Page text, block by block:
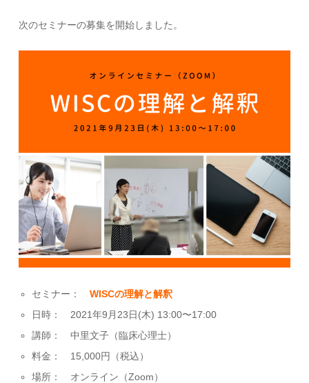
次のセミナーの募集を開始しました。
セミナー： WISCの理解と解釈
日時： 2021年9月23日(木) 13:00〜17:00
講師： 中里文子（臨床心理士）
料金： 15,000円（税込）
場所： オンライン（Zoom）